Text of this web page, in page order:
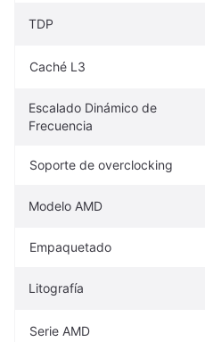
TDP
Caché L3
Escalado Dinámico de
Frecuencia
Soporte de overclocking
Modelo AMD
Empaquetado
Litografía
Serie AMD